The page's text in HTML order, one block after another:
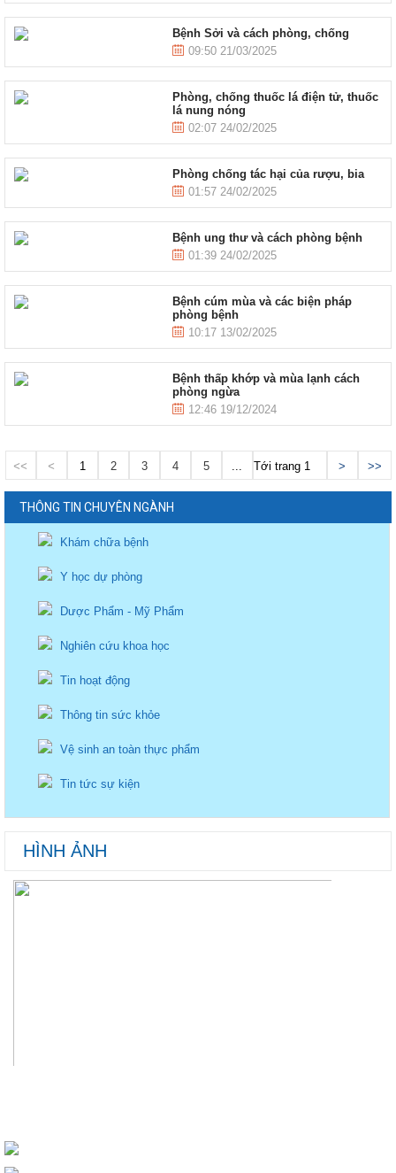
Bệnh Sởi và cách phòng, chống
09:50 21/03/2025
Phòng, chống thuốc lá điện tử, thuốc
lá nung nóng
02:07 24/02/2025
Phòng chống tác hại của rượu, bia
01:57 24/02/2025
Bệnh ung thư và cách phòng bệnh
01:39 24/02/2025
Bệnh cúm mùa và các biện pháp
phòng bệnh
10:17 13/02/2025
Bệnh thấp khớp và mùa lạnh cách
phòng ngừa
12:46 19/12/2024
<< < 1 2 3 4 5 ... Tới trang > >>
THÔNG TIN CHUYÊN NGÀNH
Khám chữa bệnh
Y học dự phòng
Dược Phẩm - Mỹ Phẩm
Nghiên cứu khoa học
Tin hoạt động
Thông tin sức khỏe
Vệ sinh an toàn thực phẩm
Tin tức sự kiện
HÌNH ẢNH